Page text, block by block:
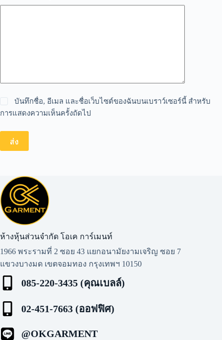
บันทึกชื่อ, อีเมล และชื่อเว็บไซต์ของฉันบนเบราว์เซอร์นี้ สำหรับ
การแสดงความเห็นครั้งถัดไป
ส่ง
ห้างหุ้นส่วนจำกัด โอเค การ์เมนท์​
1966 พระรามที่ 2 ซอย 43 แยกอนามัยงามเจริญ ซอย 7
แขวงบางมด เขตจอมทอง กรุงเทพฯ 10150
085-220-3435 (คุณเบลล์)
02-451-7663 (ออฟฟิศ)
@OKGARMENT